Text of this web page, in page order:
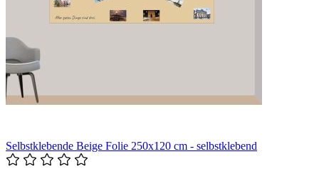
Selbstklebende Beige Folie 250x120 cm - selbstklebend